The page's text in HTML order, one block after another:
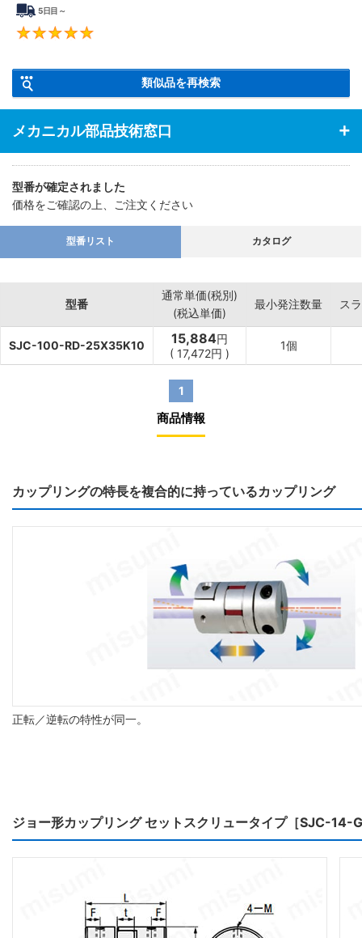
5日目～
類似品を再検索
メカニカル部品技術窓口
型番が確定されました
価格をご確認の上、ご注文ください
型番リスト カタログ
型番
通常単価(税別)
(税込単価)
最小発注数量 ス
SJC-100-RD-25X35K10 15,884円
( 17,472円 )
1個
1
商品情報
カップリングの特長を複合的に持っているカップリング
正転／逆転の特性が同一。
ジョー形カップリング セットスクリュータイプ［SJC-14-